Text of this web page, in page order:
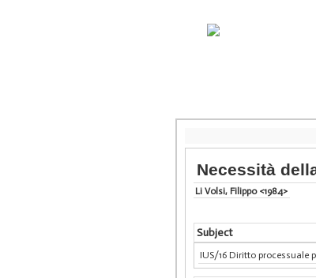
Necessità
Li Volsi, Filippo <1984>
Subject
IUS/16 Diritto processuale